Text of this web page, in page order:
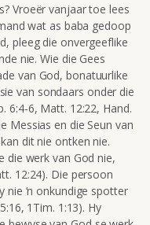
Vroeër vanjaar toe lees
wat as baba gedoop
pleeg die onvergeeflike
nie. Wie die Gees
van God, bonatuurlike
van sondaars onder die
6:4-6, Matt. 12:22, Hand.
Messias en die Seun van
dit nie ontken nie.
die werk van God nie,
12:24). Die persoon
nie ’n onkundige spotter
1Tim. 1:13). Hy